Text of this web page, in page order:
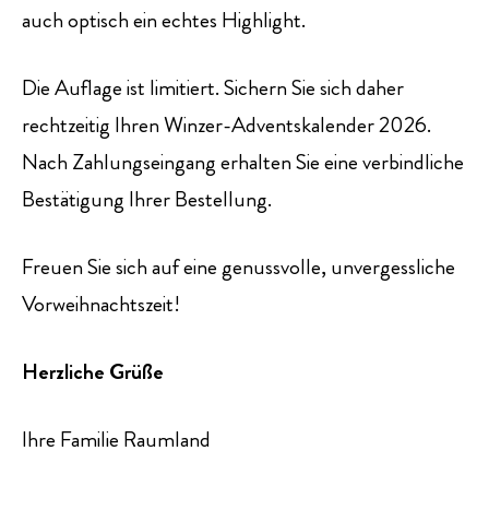
auch optisch ein echtes Highlight.
Die Auflage ist limitiert. Sichern Sie sich daher
rechtzeitig Ihren Winzer-Adventskalender 2026.
Nach Zahlungseingang erhalten Sie eine verbindliche
Bestätigung Ihrer Bestellung.
Freuen Sie sich auf eine genussvolle, unvergessliche
Vorweihnachtszeit!
Herzliche Grüße
Ihre Familie Raumland